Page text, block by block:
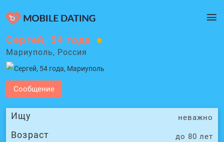
Сообщение
Ищу неважно
Возраст до 80 лет
Сергей, 54 года
Мариуполь, Россия